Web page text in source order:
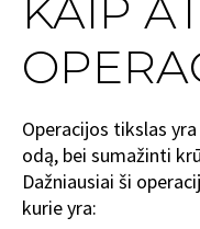
KAIP
Operacijos tikslas
odą, bei sumažinti
Dažniausiai ši
kurie yra: